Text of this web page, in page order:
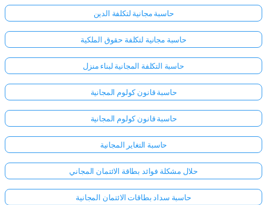
حاسبة مجانية لتكلفة الدين
حاسبة مجانية لتكلفة حقوق الملكية
حاسبة التكلفة المجانية لبناء منزل
حاسبة قانون كولوم المجانية
حاسبة قانون كولوم المجانية
حاسبة التغاير المجانية
حلال مشكلة فوائد بطاقة الائتمان المجاني
حاسبة سداد بطاقات الائتمان المجانية